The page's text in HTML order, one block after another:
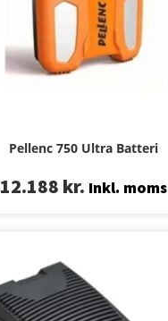
Pellenc 750 Ultra Batteri
12.188 kr. Inkl. moms